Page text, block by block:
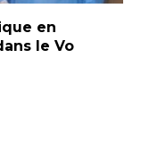
en
le Vo